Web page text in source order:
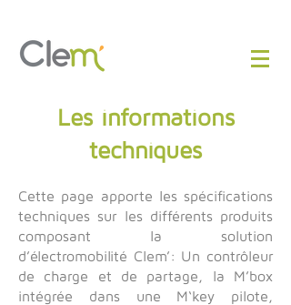
Les informations
techniques
Cette page apporte les spécifications
techniques sur les différents produits
composant la solution
d’électromobilité Clem’: Un contrôleur
de charge et de partage, la M’box
intégrée dans une M‘key pilote,